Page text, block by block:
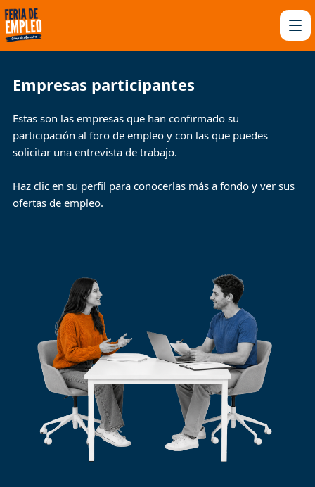
Empresas participantes
Estas son las empresas que han confirmado su
participación al foro de empleo y con las que puedes
solicitar una entrevista de trabajo.
Haz clic en su perfil para conocerlas más a fondo y ver sus
ofertas de empleo.